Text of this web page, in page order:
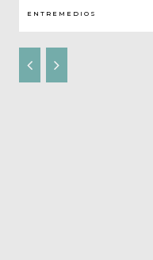
ENTREMEDIOS